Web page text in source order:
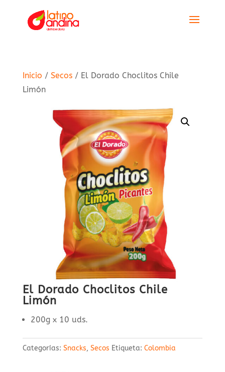
Inicio / Secos/ El Dorado Choclitos Chile
Limón
El Dorado Choclitos Chile
Limón
200g x 10 uds.
Categorías: Snacks, Secos Etiqueta: Colombia